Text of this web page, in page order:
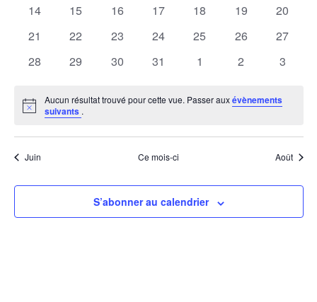
0
14
0
15
0
16
0
17
0
18
0
19
0
20
0
21
0
22
0
23
0
24
0
25
0
26
0
27
0
28
0
29
0
30
0
31
0
1
0
2
0
3
Notice
Aucun résultat trouvé pour cette vue. Passer auxévènements
suivants .
Juin Ce mois-ci Août
S’abonner au calendrier